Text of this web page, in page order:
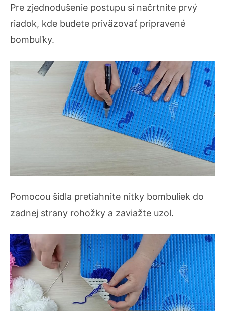
Pre zjednodušenie postupu si načrtnite prvý
riadok, kde budete priväzovať pripravené
bombuľky.
Pomocou šidla pretiahnite nitky bombuliek do
zadnej strany rohožky a zaviažte uzol.